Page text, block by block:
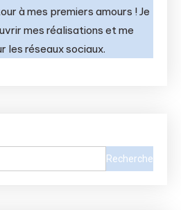
à mes premiers amours ! Je
mes réalisations et me
les réseaux sociaux.
Recherche